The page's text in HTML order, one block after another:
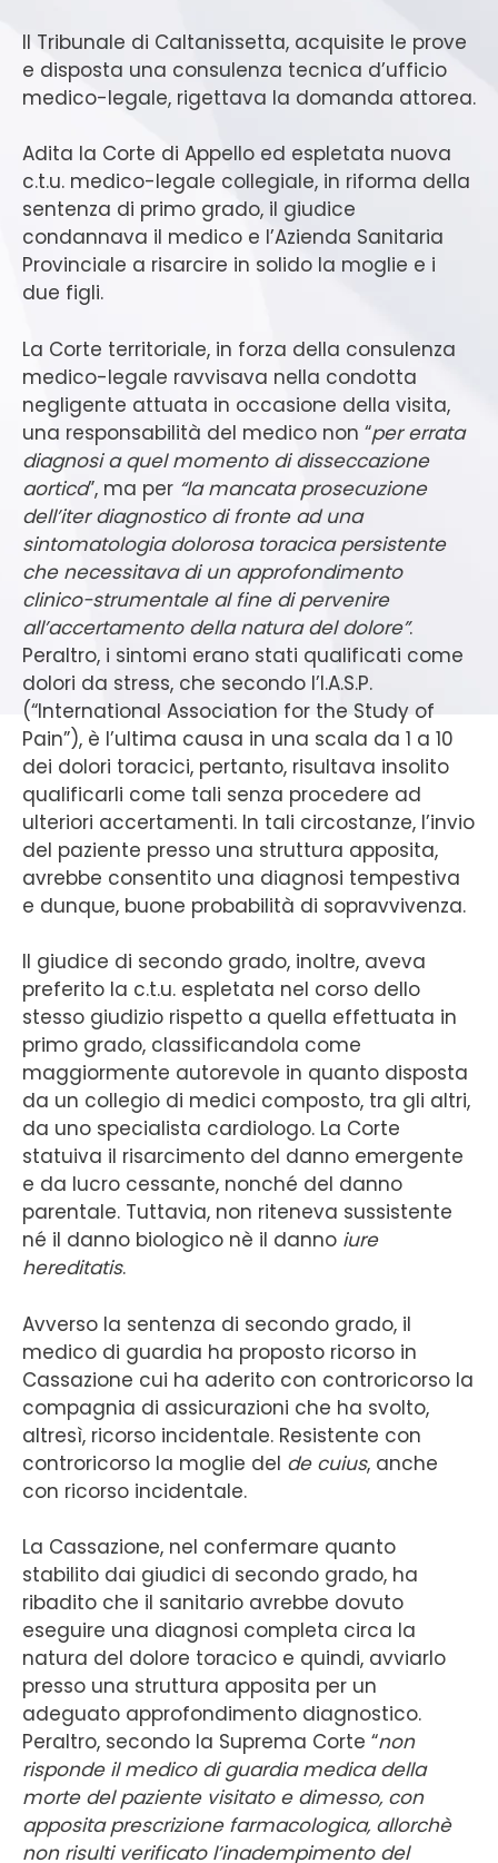
Il Tribunale di Caltanissetta, acquisite le prove
e disposta una consulenza tecnica d’ufficio
medico-legale, rigettava la domanda attorea.
Adita la Corte di Appello ed espletata nuova
c.t.u. medico-legale collegiale, in riforma della
sentenza di primo grado, il giudice
condannava il medico e l’Azienda Sanitaria
Provinciale a risarcire in solido la moglie e i
due figli.
La Corte territoriale, in forza della consulenza
medico-legale ravvisava nella condotta
negligente attuata in occasione della visita,
una responsabilità del medico non “per errata
diagnosi a quel momento di disseccazione
aortica”, ma per “la mancata prosecuzione
dell’iter diagnostico di fronte ad una
sintomatologia dolorosa toracica persistente
che necessitava di un approfondimento
clinico-strumentale al fine di pervenire
all’accertamento della natura del dolore”.
Peraltro, i sintomi erano stati qualificati come
dolori da stress, che secondo l’I.A.S.P.
(“International Association for the Study of
Pain”), è l’ultima causa in una scala da 1 a 10
dei dolori toracici, pertanto, risultava insolito
qualificarli come tali senza procedere ad
ulteriori accertamenti. In tali circostanze, l’invio
del paziente presso una struttura apposita,
avrebbe consentito una diagnosi tempestiva
e dunque, buone probabilità di sopravvivenza.
Il giudice di secondo grado, inoltre, aveva
preferito la c.t.u. espletata nel corso dello
stesso giudizio rispetto a quella effettuata in
primo grado, classificandola come
maggiormente autorevole in quanto disposta
da un collegio di medici composto, tra gli altri,
da uno specialista cardiologo. La Corte
statuiva il risarcimento del danno emergente
e da lucro cessante, nonché del danno
parentale. Tuttavia, non riteneva sussistente
né il danno biologico nè il danno iure
hereditatis.
Avverso la sentenza di secondo grado, il
medico di guardia ha proposto ricorso in
Cassazione cui ha aderito con controricorso la
compagnia di assicurazioni che ha svolto,
altresì, ricorso incidentale. Resistente con
controricorso la moglie del de cuius, anche
con ricorso incidentale.
La Cassazione, nel confermare quanto
stabilito dai giudici di secondo grado, ha
ribadito che il sanitario avrebbe dovuto
eseguire una diagnosi completa circa la
natura del dolore toracico e quindi, avviarlo
presso una struttura apposita per un
adeguato approfondimento diagnostico.
Peraltro, secondo la Suprema Corte “non
risponde il medico di guardia medica della
morte del paziente visitato e dimesso, con
apposita prescrizione farmacologica, allorchè
non risulti verificato l’inadempimento del